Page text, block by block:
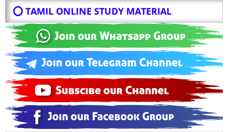
⭕ TAMIL ONLINE STUDY MATERIAL